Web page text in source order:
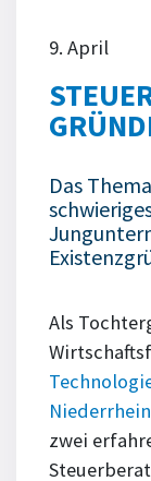
9. April
Das
Als
zwei